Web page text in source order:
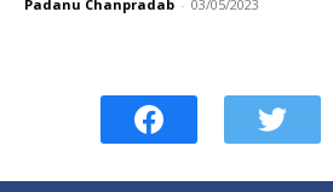
Padanu Chanpradab - 03/05/2023